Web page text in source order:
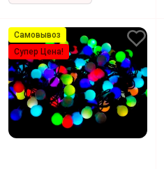
Самовывоз
Супер Цена!